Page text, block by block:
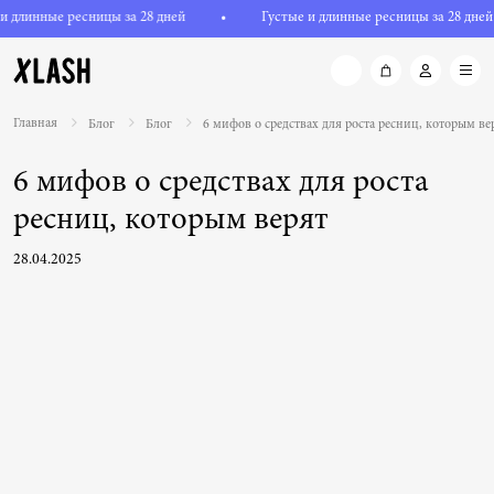
длинные ресницы за 28 дней • Густые и длинные ресницы за 28 дней
Главная Блог Блог 6 мифов о средствах для роста ресниц, которым
6 мифов о средствах для роста
ресниц, которым верят
28.04.2025